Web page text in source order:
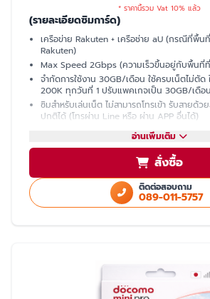
* ราคานี้รวม Vat 10% แล้ว
(รายละเอียดซิมการ์ด)
เครือข่าย Rakuten + เครือช่าย aU (กรณีที่
Rakuten)
Max Speed 2Gbps (ความเร็วขึ้นอยู่กับพื้นที่
จำกัดการใช้งาน 30GB/เดือน ใช้ครบเน็ตไม่ตัด
200K ทุกวันที่ 1 ปรับแพคเกจเป็น 30GB/เดือ
ซิมสำหรับเล่นเน็ต ไม่สามารถโทรเข้า รับสาย
ปกติได้ (โทรผ่าน Line หรือ ผ่าน APP อื่นได้)
มีเบอร์ให้ รับ SMS ได้ (ใช้ซื้อบัตรคอนเสิร์ต, ซื้
แชร์ฮอตสปอต (Hotspot)ไม่ได้
ใช้สำเนา Passport หรือ สำเนาบัตรประชาชนในก
ใช้ได้เฉพาะในประเทศญี่ปุ่นเท่านั้น
มี 2 แบบให้เลือก ซิมปกติ และ eSim
5GB หากใช้ครบ 5GB ความเร็วจะลดลงเหลือ 200K จนก
สัญญาน Rakuten ความเร็วจะกลับมาปกติ 30GB/เดือน
อ่านเพิ่มเติม
สั่งซื้อ
ติดต่อสอบถาม
089-011-5757